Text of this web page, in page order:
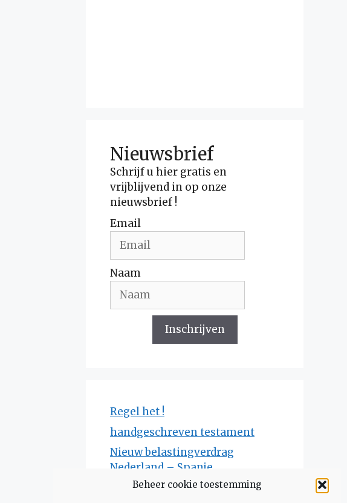
Beheer cookie toestemming
Nieuwsbrief
Schrijf u hier gratis en
vrijblijvend in op onze
nieuwsbrief !
Email
Naam
Inschrijven
Regel het !
handgeschreven testament
Nieuw belastingverdrag
Nederland – Spanje
Download 1